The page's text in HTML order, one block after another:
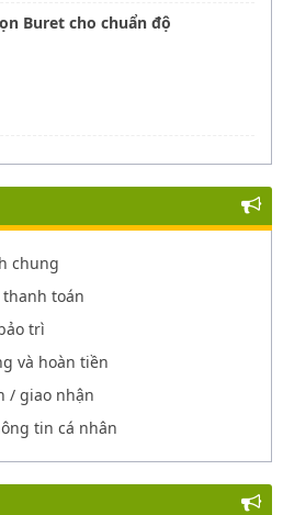
Buret cho chuẩn độ
chung
toán
trì
và hoàn tiền
/ giao nhận
tin cá nhân